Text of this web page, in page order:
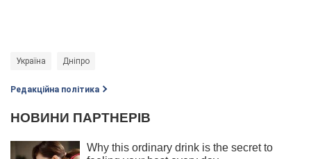
Україна Дніпро
Редакційна політика